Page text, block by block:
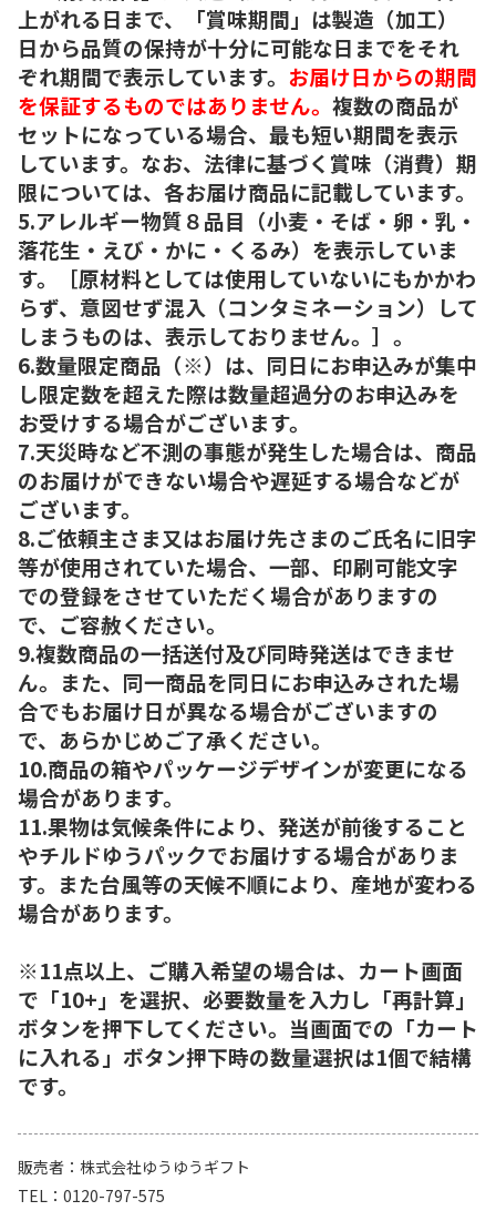
上がれる日まで、「賞味期間」は製造（加工）
日から品質の保持が十分に可能な日までをそれ
ぞれ期間で表示しています。 お届け日からの期間
を保証するものではありません。 複数の商品が
セットになっている場合、最も短い期間を表示
しています。なお、法律に基づく賞味（消費）期
限については、各お届け商品に記載しています。
5.アレルギー物質８品目（小麦・そば・卵・乳・
落花生・えび・かに・くるみ）を表示していま
す。［原材料としては使用していないにもかかわ
らず、意図せず混入（コンタミネーション）して
しまうものは、表示しておりません。］。
6.数量限定商品（※）は、同日にお申込みが集中
し限定数を超えた際は数量超過分のお申込みを
お受けする場合がございます。
7.天災時など不測の事態が発生した場合は、商品
のお届けができない場合や遅延する場合などが
ございます。
8.ご依頼主さま又はお届け先さまのご氏名に旧字
等が使用されていた場合、一部、印刷可能文字
での登録をさせていただく場合がありますの
で、ご容赦ください。
9.複数商品の一括送付及び同時発送はできませ
ん。また、同一商品を同日にお申込みされた場
合でもお届け日が異なる場合がございますの
で、あらかじめご了承ください。
10.商品の箱やパッケージデザインが変更になる
場合があります。
11.果物は気候条件により、発送が前後すること
やチルドゆうパックでお届けする場合がありま
す。また台風等の天候不順により、産地が変わる
場合があります。
※11点以上、ご購入希望の場合は、カート画面
で「10+」を選択、必要数量を入力し「再計算」
ボタンを押下してください。当画面での「カート
に入れる」ボタン押下時の数量選択は1個で結構
です。
販売者
株式会社ゆうゆうギフト
TEL
0120-797-575